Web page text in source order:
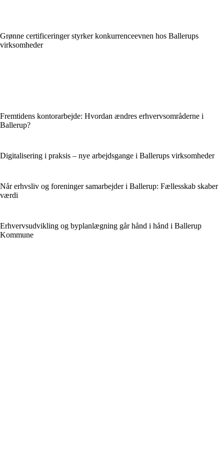
Grønne certificeringer styrker konkurrenceevnen hos Ballerups
virksomheder
Fremtidens kontorarbejde: Hvordan ændres erhvervsområderne i
Ballerup?
Digitalisering i praksis – nye arbejdsgange i Ballerups virksomheder
Når erhvsliv og foreninger samarbejder i Ballerup: Fællesskab skaber
værdi
Erhvervsudvikling og byplanlægning går hånd i hånd i Ballerup
Kommune